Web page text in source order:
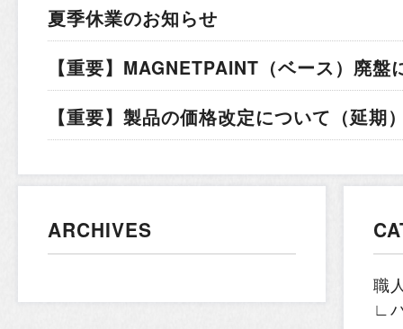
夏季休業のお知らせ
【重要】MAGNETPAINT（ベース）廃
【重要】製品の価格改定について（延期
ARCHIVES
職
∟